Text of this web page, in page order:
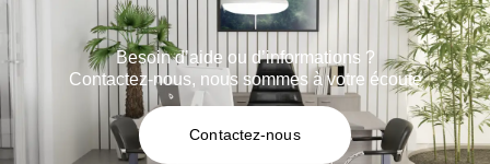
Besoin d’aide ou d’informations ?
Contactez-nous, nous sommes à votre écoute
Contactez-nous